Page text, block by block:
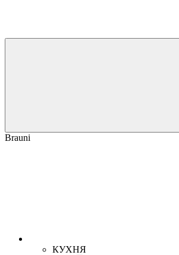
Brauni
КУХНЯ